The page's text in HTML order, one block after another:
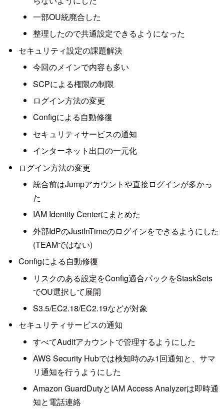
一部OU統廃合した
整理したので共通設定できるようになった
セキュリティ設定の課題解決
今回のメインで内容も多い
SCPによる権限の制限
ログイン方法の変更
Configによる自動修復
セキュリティサービスの通知
インターネット出口の一元化
ログイン方法の変更
統合前はJumpアカウントや直接ログインが多かっ
た
IAM Identity Centerにまとめた
外部IdPのJustInTimeのログインをできるようにした
(TEAMではない)
Configによる自動修復
リスクのある設定をConfig適合パックをStaskSets
でOU選択して展開
S3.5/EC2.18/EC2.19などが対象
セキュリティサービスの通知
すべてAuditアカウントで管理するようにした
AWS Security Hubでは検知時のみ1回通知と、サマ
リ通知を行うようにした
Amazon GuardDutyとIAM Access Analyzerは即時通
知と電話連絡